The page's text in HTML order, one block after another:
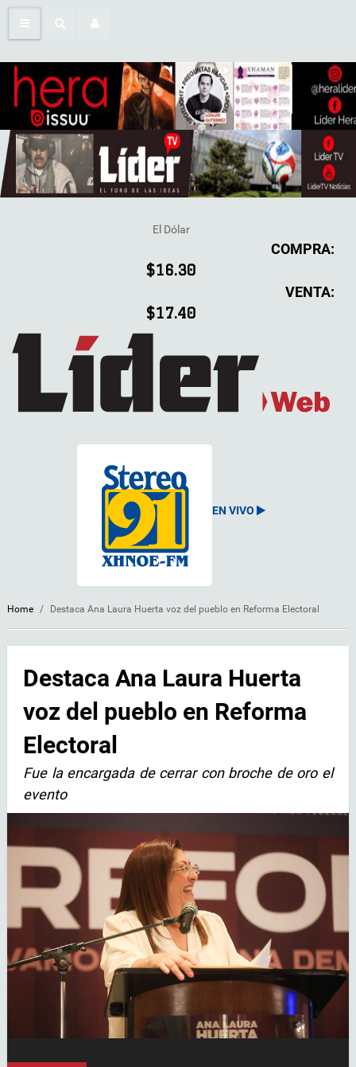
El Dólar
COMPRA:
$16.30
VENTA:
$17.40
EN VIVO
Home / Destaca Ana Laura Huerta voz del pueblo en Reforma Electoral
Destaca Ana Laura Huerta
voz del pueblo en Reforma
Electoral
Fue la encargada de cerrar con broche de oro el
evento